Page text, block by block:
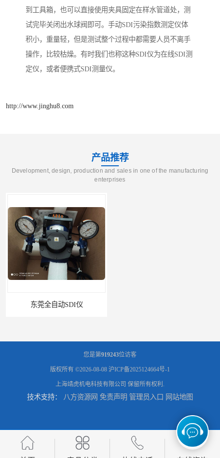
到工具箱，也可以直接使用夹具固定在样水管道处，测
试完毕关闭出水球阀即可。手动SDI污染指数测定仪体
积小，重量轻，但是测试整个过程中都需要人员不离手
操作，比较枯燥。有时我们也称这种SDI仪为在线SDI测
定仪，或者便携式SDI测量仪。
http://www.jinghu8.com
产品推荐
Development, design, production and sales in one of the manufacturing
enterprises
东莞全自动SDI仪
智能二氧化硫污染指数测定仪规格 美国罗迪SDI- 4-A自动SDI仪在线分析仪污染指数仪
您是第919243位访客
版权所有 ©2026-08-08 沪ICP备2025124664号-1
上海靖虎机电科技有限公司 保留所有权利.
技术支持： 八方资源网 免责声明 管理员入口 网站地图